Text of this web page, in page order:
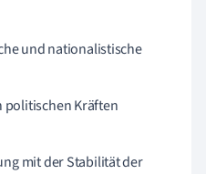
und nationalistische
politischen Kräften
mit der Stabilität der